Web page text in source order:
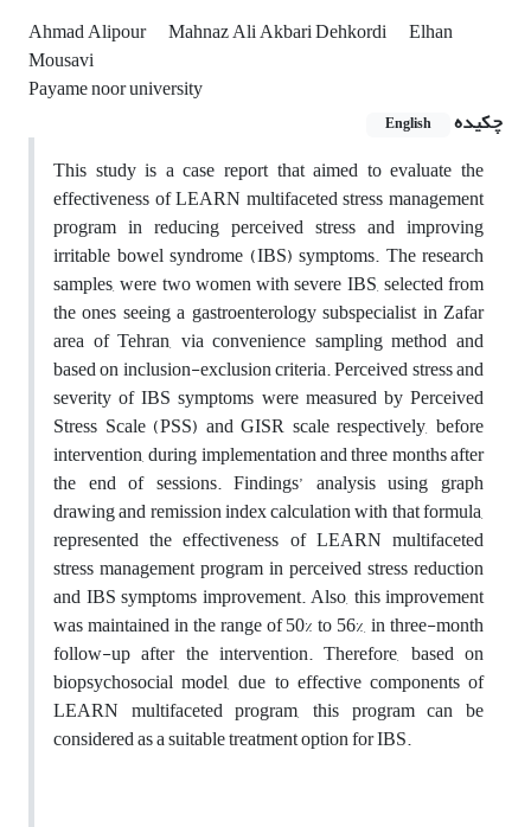
Ahmad Alipour Mahnaz Ali Akbari Dehkordi
Elhan
Mousavi
Payame noor university
چکیده
English
This study is a case report that aimed to evaluate the
effectiveness of LEARN multifaceted stress management
program in reducing perceived stress and improving
irritable bowel syndrome (IBS) symptoms. The research
samples, were two women with severe IBS, selected from
the ones seeing a gastroenterology subspecialist in Zafar
area of Tehran, via convenience sampling method and
based on inclusion-exclusion criteria. Perceived stress and
severity of IBS symptoms were measured by Perceived
Stress Scale (PSS) and GISR scale respectively, before
intervention, during implementation and three months after
the end of sessions. Findings’ analysis using graph
drawing and remission index calculation with that formula,
represented the effectiveness of LEARN multifaceted
stress management program in perceived stress reduction
and IBS symptoms improvement. Also, this improvement
was maintained in the range of 50% to 56%, in three-month
follow-up after the intervention. Therefore, based on
biopsychosocial model, due to effective components of
LEARN multifaceted program, this program can be
considered as a suitable treatment option for IBS.